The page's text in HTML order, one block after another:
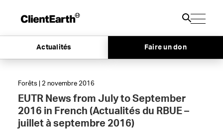
Actualités Faire un don
Forêts | 2 novembre 2016
EUTR News from July to September
2016 in French (Actualités du RBUE –
juillet à septembre 2016)